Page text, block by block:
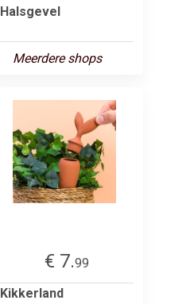
Halsgevel
Meerdere shops
€ 7.99
Kikkerland